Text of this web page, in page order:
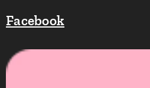
Facebook